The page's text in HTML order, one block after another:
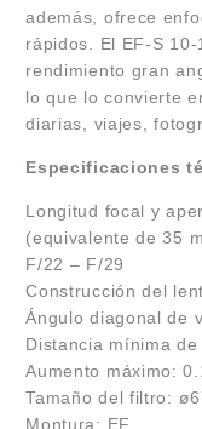
además, ofrece
rápidos. El EF-S
rendimiento gran
lo que lo convierte
diarias, viajes,
Especificaciones
Longitud focal y
(equivalente de 35
F/22 – F/29
Construcción del
Ángulo diagonal de
Distancia mínima
Aumento máximo:
Tamaño del filtro:
Montura: EF